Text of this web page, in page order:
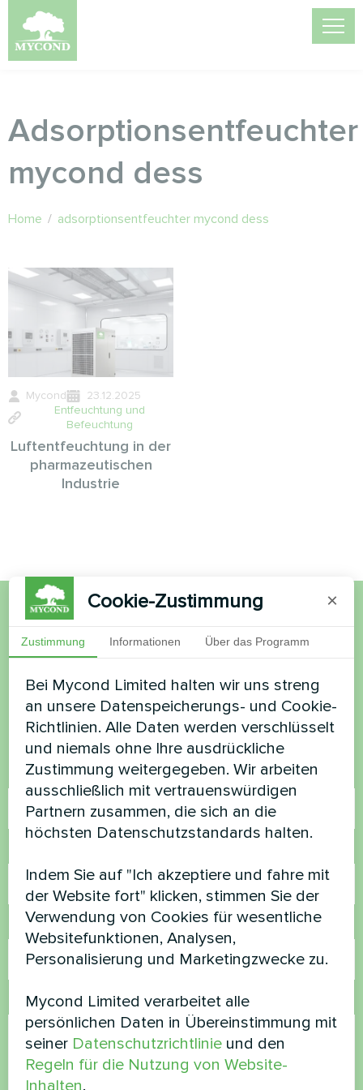
Adsorptionsentfeuchter
mycond dess
Home / adsorptionsentfeuchter mycond dess
Mycond
23.12.2025
Entfeuchtung und
Befeuchtung
Luftentfeuchtung in der
pharmazeutischen
Industrie
Möchten Sie kaufen oder
haben Sie Fragen?
Kontaktieren Sie uns und wir werden Ihnen
helfen
Name
E-Mail
Kommentar
Cookie-Zustimmung ×
Zustimmung Informationen Über das Programm
Bei Mycond Limited halten wir uns streng
an unsere Datenspeicherungs- und Cookie-
Richtlinien. Alle Daten werden verschlüsselt
und niemals ohne Ihre ausdrückliche
Zustimmung weitergegeben. Wir arbeiten
ausschließlich mit vertrauenswürdigen
Partnern zusammen, die sich an die
höchsten Datenschutzstandards halten.
Indem Sie auf "Ich akzeptiere und fahre mit
der Website fort" klicken, stimmen Sie der
Verwendung von Cookies für wesentliche
Websitefunktionen, Analysen,
Personalisierung und Marketingzwecke zu.
Mycond Limited verarbeitet alle
persönlichen Daten in Übereinstimmung mit
seiner Datenschutzrichtlinie und den
Regeln für die Nutzung von Website-
Inhalten.